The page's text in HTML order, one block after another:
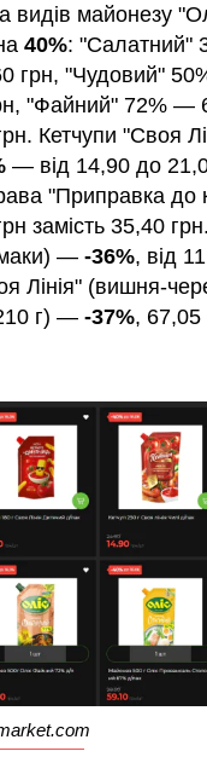
видів майонезу
40%: "Салатний"
грн, "Чудовий"
"Файний" 72% —
Кетчупи "Своя
— від 14,90 до
"Приправка до
замість 35,40
— -36%, від
Лінія" (вишня-
г) — -37%, 67,05